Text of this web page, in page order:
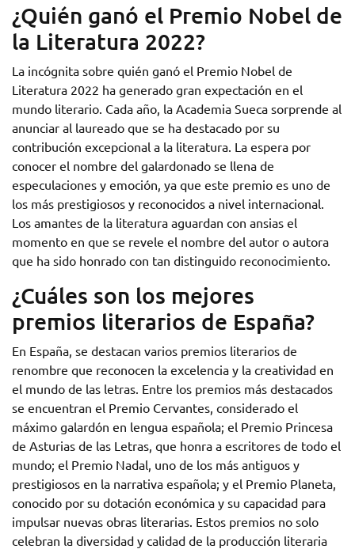
¿Quién ganó el Premio Nobel de
la Literatura 2022?
La incógnita sobre quién ganó el Premio Nobel de
Literatura 2022 ha generado gran expectación en el
mundo literario. Cada año, la Academia Sueca sorprende al
anunciar al laureado que se ha destacado por su
contribución excepcional a la literatura. La espera por
conocer el nombre del galardonado se llena de
especulaciones y emoción, ya que este premio es uno de
los más prestigiosos y reconocidos a nivel internacional.
Los amantes de la literatura aguardan con ansias el
momento en que se revele el nombre del autor o autora
que ha sido honrado con tan distinguido reconocimiento.
¿Cuáles son los mejores
premios literarios de España?
En España, se destacan varios premios literarios de
renombre que reconocen la excelencia y la creatividad en
el mundo de las letras. Entre los premios más destacados
se encuentran el Premio Cervantes, considerado el
máximo galardón en lengua española; el Premio Princesa
de Asturias de las Letras, que honra a escritores de todo el
mundo; el Premio Nadal, uno de los más antiguos y
prestigiosos en la narrativa española; y el Premio Planeta,
conocido por su dotación económica y su capacidad para
impulsar nuevas obras literarias. Estos premios no solo
celebran la diversidad y calidad de la producción literaria